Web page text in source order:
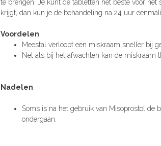
te brengen. Je kunt de tabletten het beste voor
krijgt, dan kun je de behandeling na 24 uur
Voordelen
Meestal verloopt een miskraam sneller bij
Net als bij het afwachten kan de miskraam
Nadelen
Soms is na het gebruik van Misoprostol de
ondergaan.